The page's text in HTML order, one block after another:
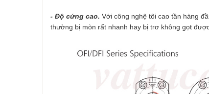
- Độ cứng cao. Với công nghệ tôi cao tần hàng
thường bị mòn rất nhanh hay bị trơ không gọt